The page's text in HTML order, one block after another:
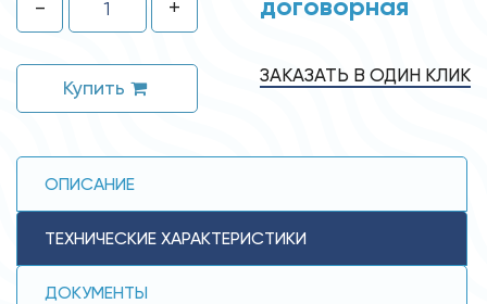
- +
Купить
ЗАКАЗАТЬ В ОДИН КЛИК
ОПИСАНИЕ
ТЕХНИЧЕСКИЕ ХАРАКТЕРИСТИКИ
ДОКУМЕНТЫ